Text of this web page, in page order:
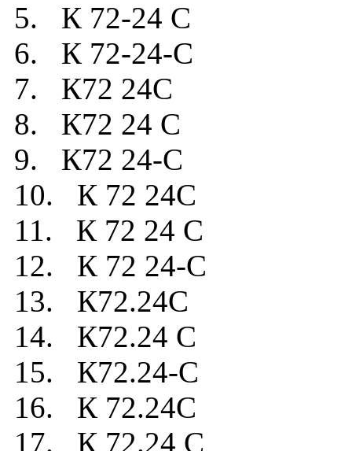
5. К 72-24 C
6. К 72-24-C
7. К72 24C
8. К72 24 C
9. К72 24-C
10. К 72 24C
11. К 72 24 C
12. К 72 24-C
13. К72.24C
14. К72.24 C
15. К72.24-C
16. К 72.24C
17. К 72.24 C